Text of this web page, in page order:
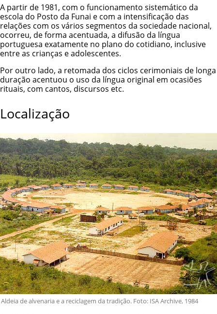
A partir de 1981, com o funcionamento sistemático da
escola do Posto da Funai e com a intensificação das
relações com os vários segmentos da sociedade nacional,
ocorreu, de forma acentuada, a difusão da língua
portuguesa exatamente no plano do cotidiano, inclusive
entre as crianças e adolescentes.
Por outro lado, a retomada dos ciclos cerimoniais de longa
duração acentuou o uso da língua original em ocasiões
rituais, com cantos, discursos etc.
Localização
Aldeia de alvenaria e a reciclagem da tradição. Foto: ISA Archive, 1984